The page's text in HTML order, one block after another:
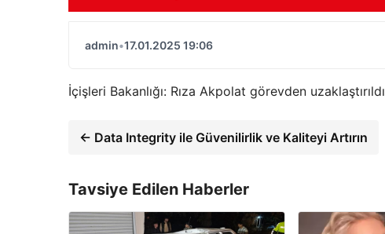
admin•17.01.2025 19:06
İçişleri Bakanlığı: Rıza Akpolat görevden uzaklaştırıldı
← Data Integrity ile Güvenilirlik ve Kaliteyi Artırın
Tavsiye Edilen Haberler